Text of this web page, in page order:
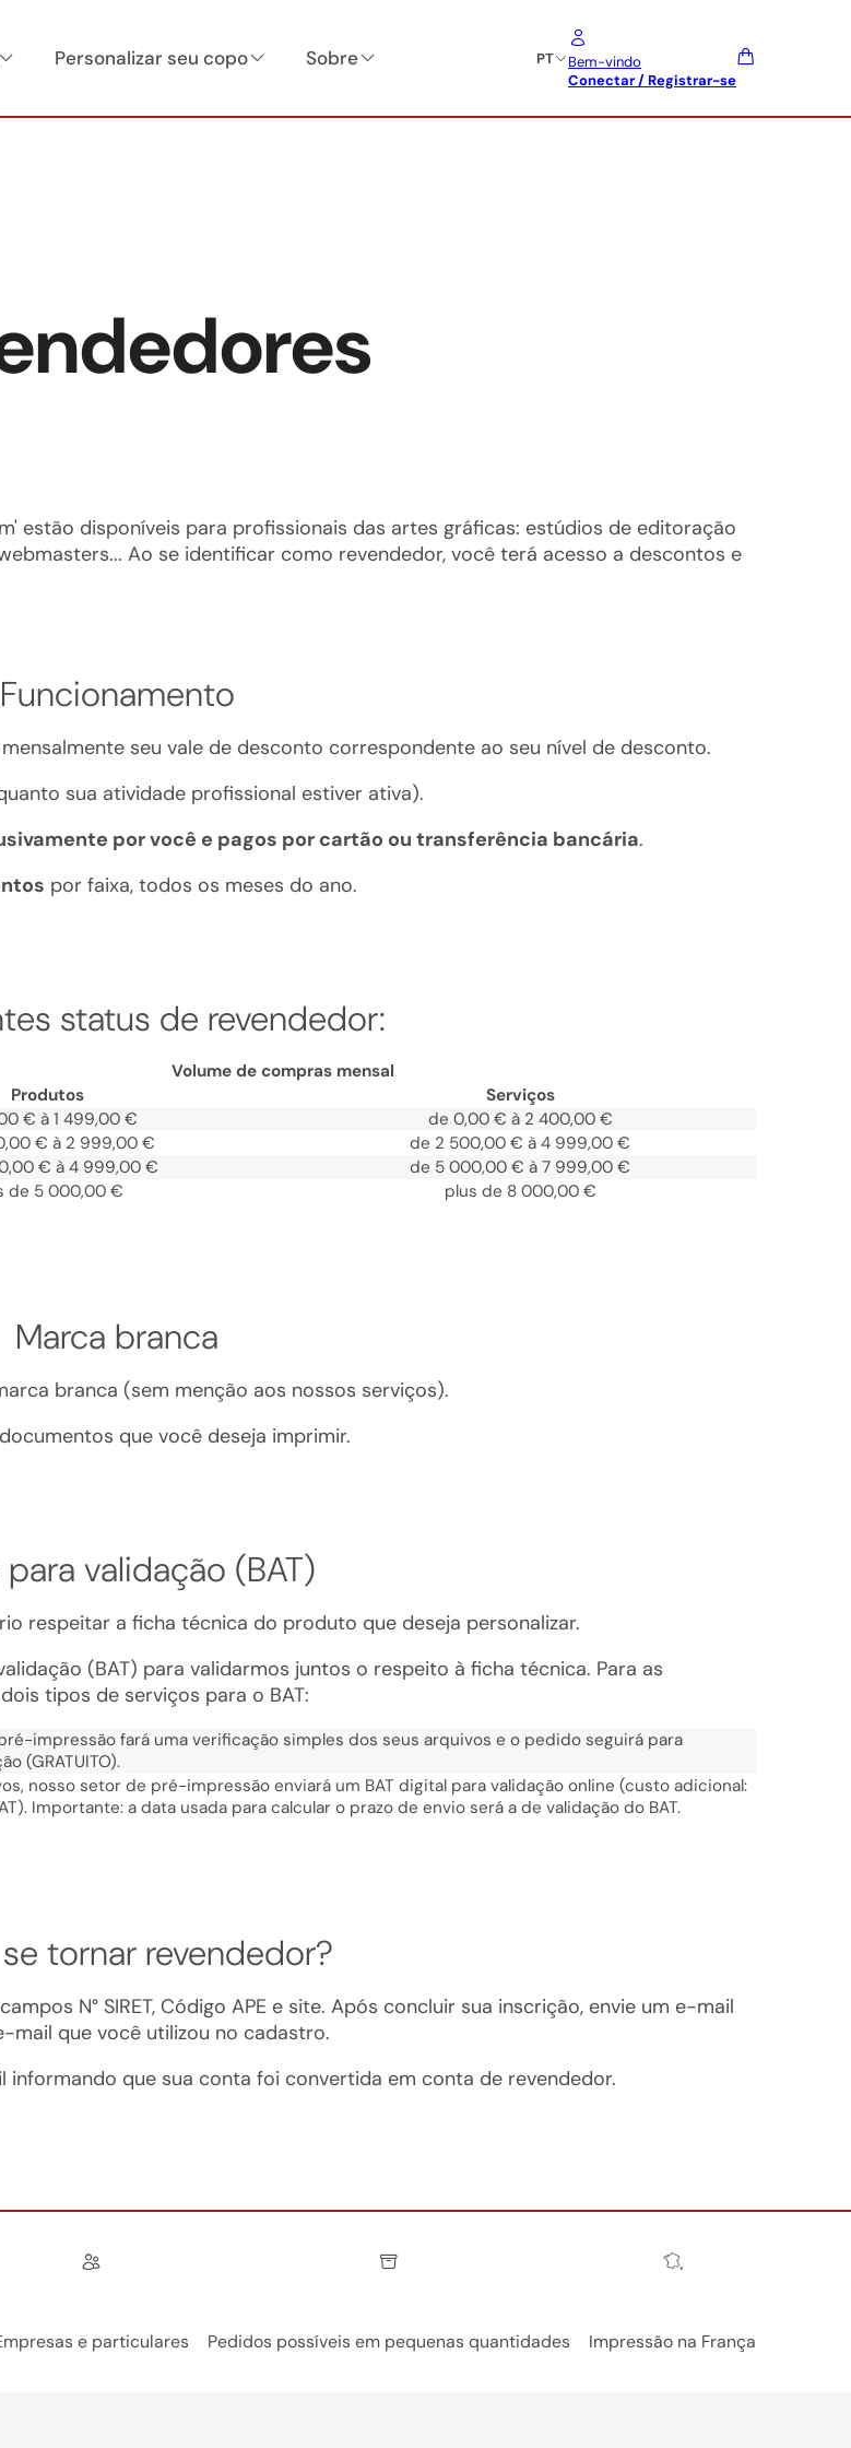
Personalizar seu copo Sobre PT
Bem-vindo
Conectar / Registrar-se
estão disponíveis para profissionais das artes gráficas: estúdios de editoração
Ao se identificar como revendedor, você terá acesso a descontos e
Funcionamento
seu vale de desconto correspondente ao seu nível de desconto.
sua atividade profissional estiver ativa).
por você e pagos por cartão ou transferência bancária.
por faixa, todos os meses do ano.
status de revendedor:
Volume de compras mensal
Produtos
Serviços
€ à 1 499,00 € de 0,00 € à 2 400,00 €
€ à 2 999,00 € de 2 500,00 € à 4 999,00 €
€ à 4 999,00 € de 5 000,00 € à 7 999,00 €
de 5 000,00 € plus de 8 000,00 €
Marca branca
branca (sem menção aos nossos serviços).
que você deseja imprimir.
para validação (BAT)
respeitar a ficha técnica do produto que deseja personalizar.
(BAT) para validarmos juntos o respeito à ficha técnica. Para as
tipos de serviços para o BAT:
impressão fará uma verificação simples dos seus arquivos e o pedido seguirá para
(GRATUITO).
nosso setor de pré-impressão enviará um BAT digital para validação online (custo adicional:
Importante: a data usada para calcular o prazo de envio será a de validação do BAT.
tornar revendedor?
N° SIRET, Código APE e site. Após concluir sua inscrição, envie um e-mail
mail que você utilizou no cadastro.
que sua conta foi convertida em conta de revendedor.
e particulares Pedidos possíveis em pequenas quantidades Impressão na França